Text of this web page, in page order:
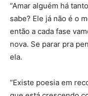
“Amar alguém há
sabe? Ele já não é o
então a cada fase
nova. Se parar pra
ela.
“Existe poesia em